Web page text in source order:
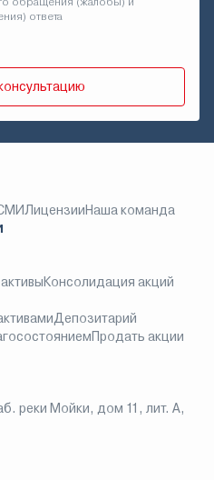
ответа
ЛицензииНаша команда
Консолидация акций
Депозитарий
Продать акции
реки Мойки, дом 11, лит. А,